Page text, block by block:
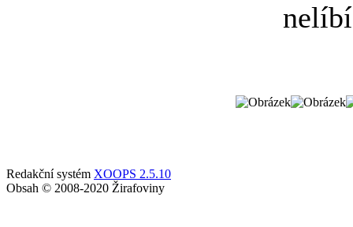
Redakční systém XOOPS 2.5.10
Obsah © 2008-2020 Žirafoviny